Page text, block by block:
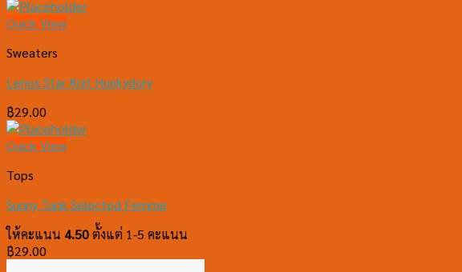
Quick View
Sweaters
Lenox Star Knit Hunkydory
฿29.00
Quick View
Tops
Sunny Tank Selected Femme
ให้คะแนน 4.50ตั้งแต่ 1-5 คะแนน
฿29.00